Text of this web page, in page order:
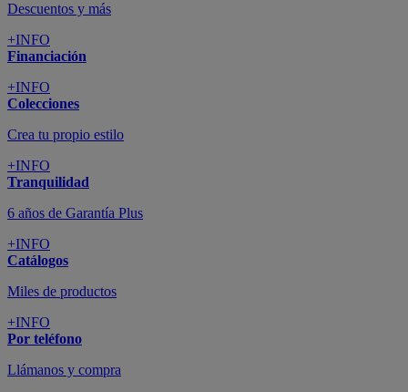
Descuentos y más
+INFO
Financiación
+INFO
Colecciones
Crea tu propio estilo
+INFO
Tranquilidad
6 años de Garantía Plus
+INFO
Catálogos
Miles de productos
+INFO
Por teléfono
Llámanos y compra